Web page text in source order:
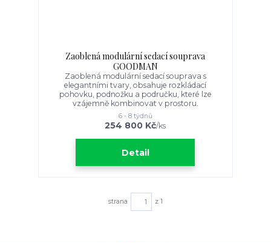
Zaoblená modulární sedací souprava
GOODMAN
Zaoblená modulární sedací souprava s
elegantními tvary, obsahuje rozkládací
pohovku, podnožku a područku, které lze
vzájemně kombinovat v prostoru.
254 800 Kč/ks
6 - 8 týdnů
Detail
strana z 1